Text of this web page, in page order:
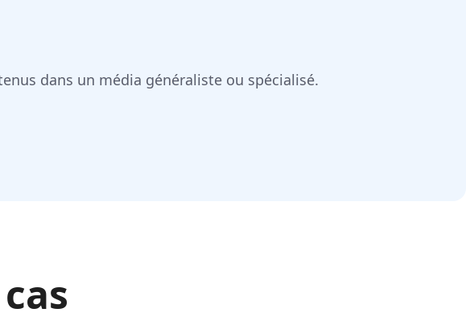
dans un média généraliste ou spécialisé.